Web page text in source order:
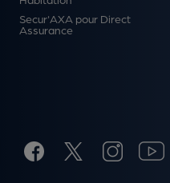
Secur'AXA pour Direct
Assurance